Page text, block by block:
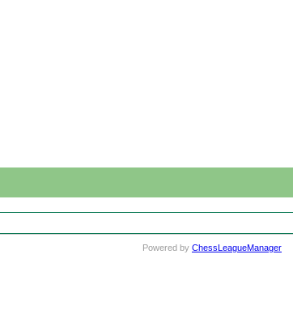
Powered by ChessLeagueManager